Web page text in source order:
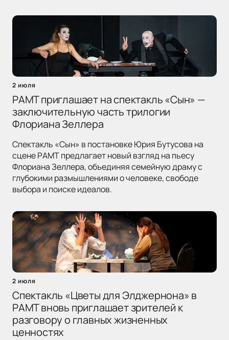
2 июля
РАМТ приглашает на спектакль «Сын» —
заключительную часть трилогии
Флориана Зеллера
Спектакль «Сын» в постановке Юрия Бутусова на
сцене РАМТ предлагает новый взгляд на пьесу
Флориана Зеллера, объединяя семейную драму с
глубокими размышлениями о человеке, свободе
выбора и поиске идеалов.
2 июля
Спектакль «Цветы для Элджернона» в
РАМТ вновь приглашает зрителей к
разговору о главных жизненных
ценностях